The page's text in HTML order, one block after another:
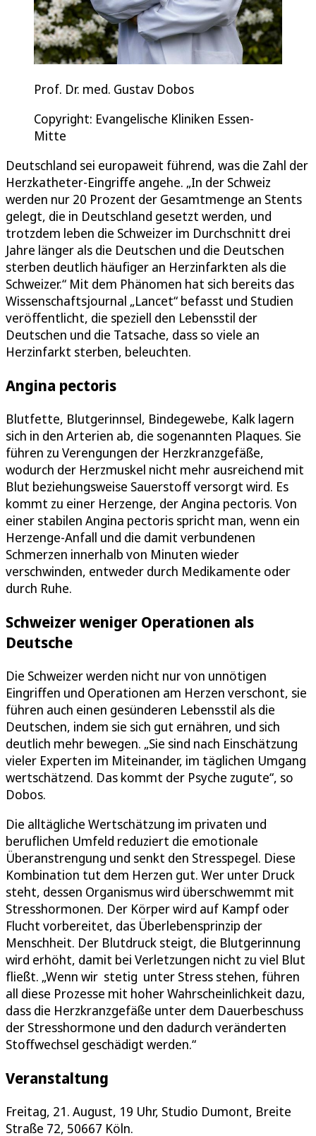
Prof. Dr. med. Gustav Dobos
Copyright: Evangelische Kliniken Essen-
Mitte
Deutschland sei europaweit führend, was die Zahl der
Herzkatheter-Eingriffe angehe. „In der Schweiz
werden nur 20 Prozent der Gesamtmenge an Stents
gelegt, die in Deutschland gesetzt werden, und
trotzdem leben die Schweizer im Durchschnitt drei
Jahre länger als die Deutschen und die Deutschen
sterben deutlich häufiger an Herzinfarkten als die
Schweizer.“ Mit dem Phänomen hat sich bereits das
Wissenschaftsjournal „Lancet“ befasst und Studien
veröffentlicht, die speziell den Lebensstil der
Deutschen und die Tatsache, dass so viele an
Herzinfarkt sterben, beleuchten.
Angina pectoris
Blutfette, Blutgerinnsel, Bindegewebe, Kalk lagern
sich in den Arterien ab, die sogenannten Plaques. Sie
führen zu Verengungen der Herzkranzgefäße,
wodurch der Herzmuskel nicht mehr ausreichend mit
Blut beziehungsweise Sauerstoff versorgt wird. Es
kommt zu einer Herzenge, der Angina pectoris. Von
einer stabilen Angina pectoris spricht man, wenn ein
Herzenge-Anfall und die damit verbundenen
Schmerzen innerhalb von Minuten wieder
verschwinden, entweder durch Medikamente oder
durch Ruhe.
Schweizer weniger Operationen als
Deutsche
Die Schweizer werden nicht nur von unnötigen
Eingriffen und Operationen am Herzen verschont, sie
führen auch einen gesünderen Lebensstil als die
Deutschen, indem sie sich gut ernähren, und sich
deutlich mehr bewegen. „Sie sind nach Einschätzung
vieler Experten im Miteinander, im täglichen Umgang
wertschätzend. Das kommt der Psyche zugute“, so
Dobos.
Die alltägliche Wertschätzung im privaten und
beruflichen Umfeld reduziert die emotionale
Überanstrengung und senkt den Stresspegel. Diese
Kombination tut dem Herzen gut. Wer unter Druck
steht, dessen Organismus wird überschwemmt mit
Stresshormonen. Der Körper wird auf Kampf oder
Flucht vorbereitet, das Überlebensprinzip der
Menschheit. Der Blutdruck steigt, die Blutgerinnung
wird erhöht, damit bei Verletzungen nicht zu viel Blut
fließt. „Wenn wir stetig unter Stress stehen, führen
all diese Prozesse mit hoher Wahrscheinlichkeit dazu,
dass die Herzkranzgefäße unter dem Dauerbeschuss
der Stresshormone und den dadurch veränderten
Stoffwechsel geschädigt werden.“
Veranstaltung
Freitag, 21. August, 19 Uhr, Studio Dumont, Breite
Straße 72, 50667 Köln.